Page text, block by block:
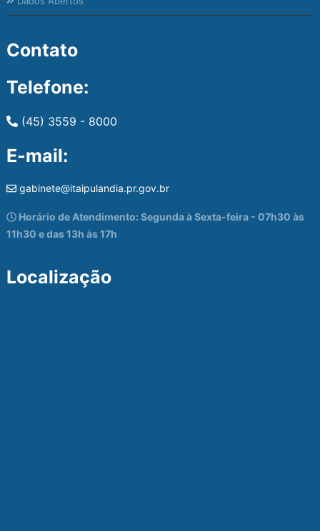
Contato
Telefone:
(45) 3559 - 8000
E-mail:
gabinete@itaipulandia.pr.gov.br
Horário de Atendimento: Segunda à Sexta-feira - 07h30 às
11h30 e das 13h às 17h
Localização